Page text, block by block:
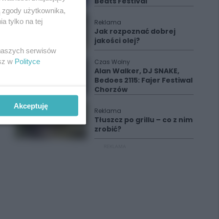
Reklama
Jak rozpoznać dobrej
jakości olej?
Czas Wolny
Alan Walker, DJ SNAKE,
Bedoes 2115: Fajer Festiwal
Chorzów
Reklama
Tłuszcz po grillu – co z nim
zrobić?
użytkownika,
tylko na tej
serwisów
w Polityce
Akceptuję